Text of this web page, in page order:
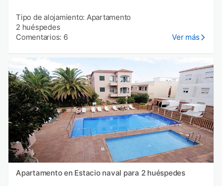
Tipo de alojamiento: Apartamento
2 huéspedes
Comentarios: 6
Ver más
Apartamento en Estacio naval para 2 huéspedes